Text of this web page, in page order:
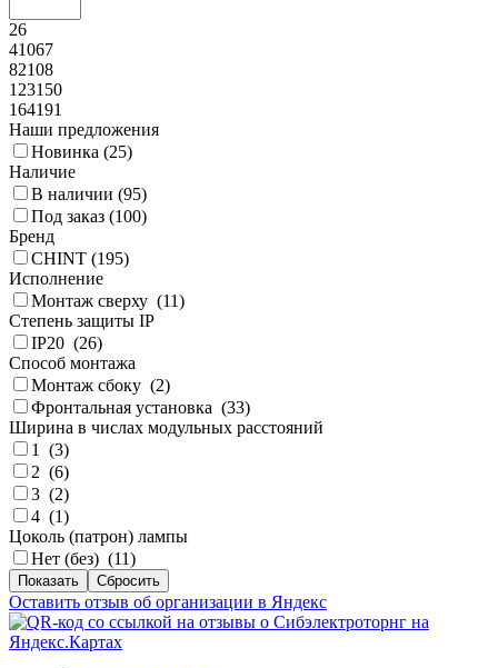
26
41067
82108
123150
164191
Наши предложения
Новинка (25)
Наличие
В наличии (95)
Под заказ (100)
Бренд
CHINT (195)
Исполнение
Монтаж сверху (11)
Степень защиты IP
IP20 (26)
Способ монтажа
Монтаж сбоку (2)
Фронтальная установка (33)
Ширина в числах модульных расстояний
1 (3)
2 (6)
3 (2)
4 (1)
Цоколь (патрон) лампы
Нет (без) (11)
Оставить отзыв об организации в Яндекс